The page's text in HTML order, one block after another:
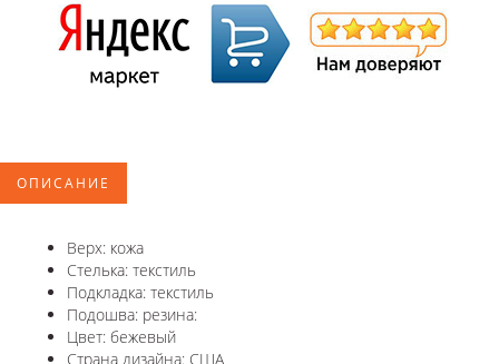
ОПИСАНИЕ
Верх: кожа
Стелька: текстиль
Подкладка: текстиль
Подошва: резина:
Цвет: бежевый
Страна дизайна: США